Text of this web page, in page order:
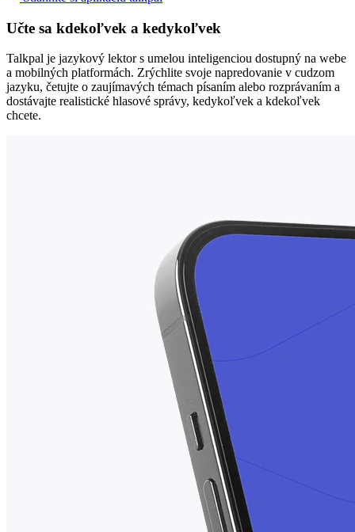
Učte sa kdekoľvek a kedykoľvek
Talkpal je jazykový lektor s umelou inteligenciou dostupný na webe
a mobilných platformách. Zrýchlite svoje napredovanie v cudzom
jazyku, četujte o zaujímavých témach písaním alebo rozprávaním a
dostávajte realistické hlasové správy, kedykoľvek a kdekoľvek
chcete.